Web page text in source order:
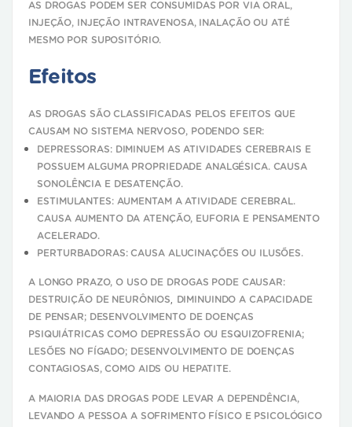
AS DROGAS PODEM SER CONSUMIDAS POR VIA ORAL,
INJEÇÃO, INJEÇÃO INTRAVENOSA, INALAÇÃO OU ATÉ
MESMO POR SUPOSITÓRIO.
Efeitos
AS DROGAS SÃO CLASSIFICADAS PELOS EFEITOS QUE
CAUSAM NO SISTEMA NERVOSO, PODENDO SER:
DEPRESSORAS: DIMINUEM AS ATIVIDADES CEREBRAIS E
POSSUEM ALGUMA PROPRIEDADE ANALGÉSICA. CAUSA
SONOLÊNCIA E DESATENÇÃO.
ESTIMULANTES: AUMENTAM A ATIVIDADE CEREBRAL.
CAUSA AUMENTO DA ATENÇÃO, EUFORIA E PENSAMENTO
ACELERADO.
PERTURBADORAS: CAUSA ALUCINAÇÕES OU ILUSÕES.
A LONGO PRAZO, O USO DE DROGAS PODE CAUSAR:
DESTRUIÇÃO DE NEURÔNIOS,
DIMINUINDO A CAPACIDADE
DE PENSAR; DESENVOLVIMENTO DE DOENÇAS
PSIQUIÁTRICAS COMO DEPRESSÃO OU ESQUIZOFRENIA;
LESÕES NO FÍGADO; DESENVOLVIMENTO DE DOENÇAS
CONTAGIOSAS, COMO AIDS OU HEPATITE.
A MAIORIA DAS DROGAS PODE LEVAR A DEPENDÊNCIA,
LEVANDO A PESSOA A SOFRIMENTO FÍSICO E PSICOLÓGICO